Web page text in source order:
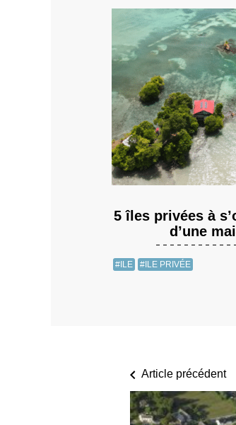
5 îles privées à
d’une
#ILE #ILE PRIVÉE
Article précédent